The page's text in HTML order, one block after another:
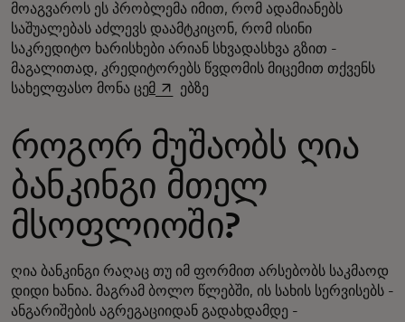
მოაგვაროს ეს პრობლემა იმით, რომ ადამიანებს
საშუალებას აძლევს დაამტკიცონ, რომ ისინი
საკრედიტო ხარისხები არიან სხვადასხვა გზით -
მაგალითად, კრედიტორებს წვდომის მიცემით თქვენს
სახელფასო მონა ცემopens in a new tab
ებზე
როგორ მუშაობს ღია
ბანკინგი მთელ
მსოფლიოში?
ღია ბანკინგი რაღაც თუ იმ ფორმით არსებობს საკმაოდ
დიდი ხანია. მაგრამ ბოლო წლებში, ის სახის სერვისებს -
ანგარიშების აგრეგაციიდან გადახდამდე -